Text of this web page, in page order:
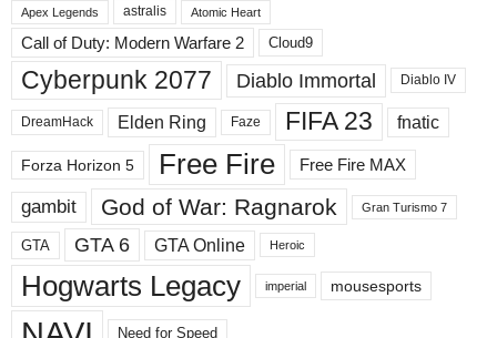
е
а
д
е
л
ы
Apex Legends astralis Atomic Heart
Call of Duty: Modern Warfare 2 Cloud9
Cyberpunk 2077 Diablo Immortal Diablo IV
DreamHack Elden Ring Faze FIFA 23 fnatic
Forza Horizon 5 Free Fire Free Fire MAX
gambit God of War: Ragnarok Gran Turismo 7
GTA GTA 6 GTA Online Heroic
Hogwarts Legacy imperial mousesports
Need for Speed